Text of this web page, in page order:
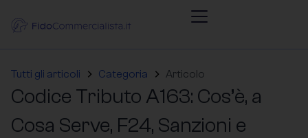
Tutti gli articoli Categoria Articolo
Codice Tributo A163: Cos’è, a
Cosa Serve, F24, Sanzioni e